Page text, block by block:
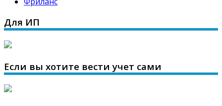
Для ИП
Если вы хотите вести учет сами